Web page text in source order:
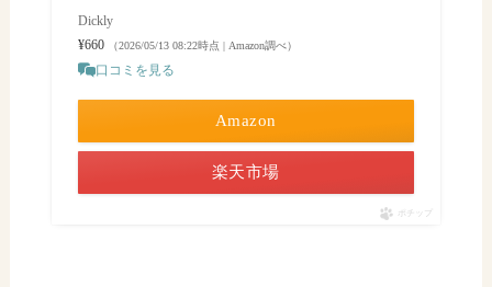
Dickly
¥660
（2026/05/13 08:22時点 | Amazon調べ）
口コミを見る
Amazon
楽天市場
ポチップ